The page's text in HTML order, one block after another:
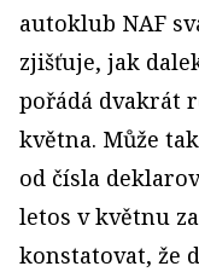
autoklub NAF
zjišťuje, jak
pořádá dvakrát
května. Může
od čísla
letos v květnu
konstatovat, že